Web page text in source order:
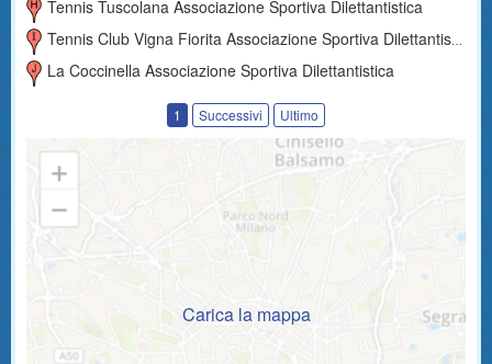
Tennis Tuscolana Associazione Sportiva Dilettantistica
Tennis Club Vigna Fiorita Associazione Sportiva Dilettantistica
La Coccinella Associazione Sportiva Dilettantistica
1 Successivi Ultimo
Carica la mappa